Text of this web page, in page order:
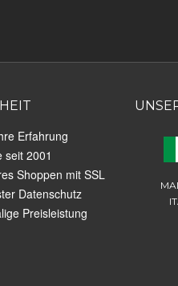
Erfahrung
seit 2001
Shoppen mit SSL
Datenschutz
Preisleistung